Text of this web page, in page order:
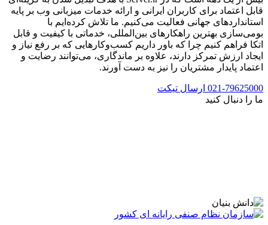
قابل اعتماد برای کاربران ایرانی و ارائه خدمات میزبانی وب بر پایه
استانداردهای جهانی فعالیت می‌کنیم. ما تلاش کرده‌ایم با
بومی‌سازی بهترین راهکارهای بین‌المللی، خدماتی با کیفیت و قابل
اتکا فراهم کنیم چرا که باور داریم کسب‌وکارهایی که بر رفع نیاز و
ایجاد ارزش تمرکز دارند، علاوه بر ماندگاری، می‌توانند رضایت و
اعتماد پایدار مشتریان را نیز به دست آورند.
021-79625000 ارسال تیکت
ما را دنبال کنید